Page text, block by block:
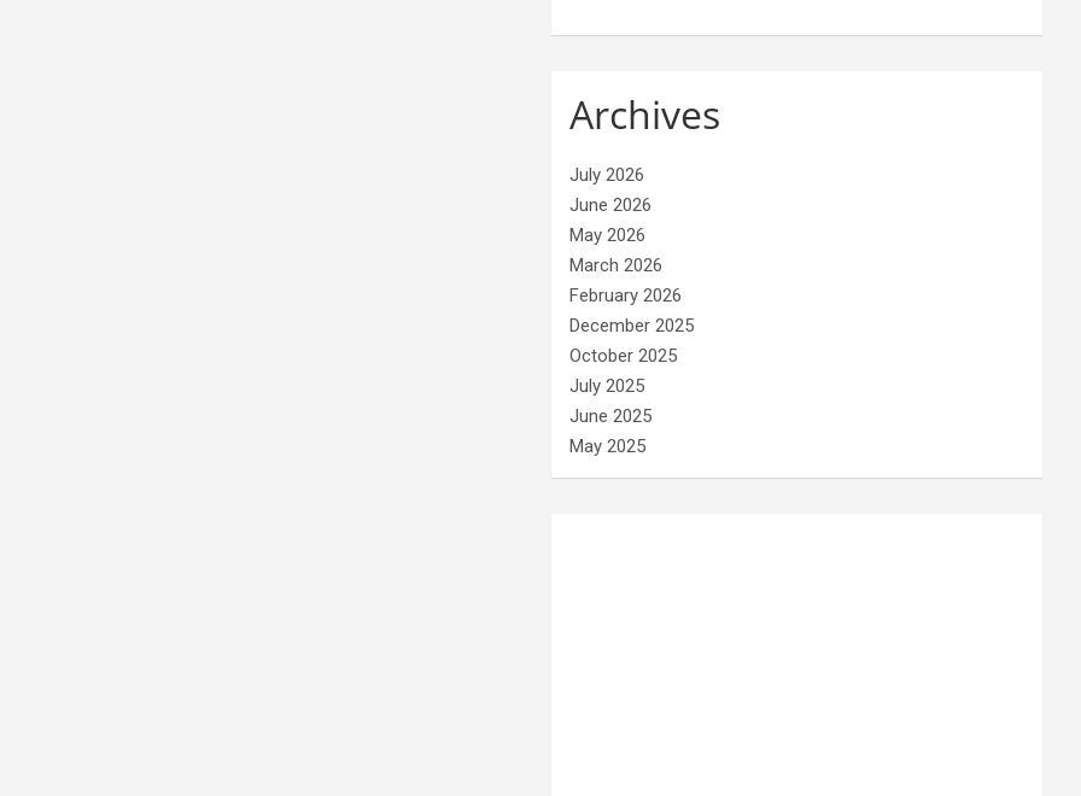
Archives
July 2026
June 2026
May 2026
March 2026
February 2026
December 2025
October 2025
July 2025
June 2025
May 2025